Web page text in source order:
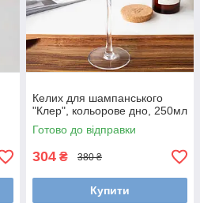
Келих для шампанського
"Клер", кольорове дно, 250мл
Готово до відправки
304 ₴ 380 ₴
Купити